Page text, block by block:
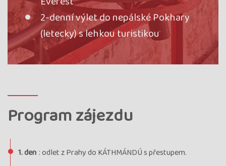
2-denní výlet do nepálské Pokhary
(letecky) s lehkou turistikou
Program zájezdu
1. den : odlet z Prahy do KÁTHMÁNDÚ s přestupem.